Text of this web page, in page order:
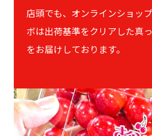
店頭でも、オンラインショッ
ボは出荷基準をクリアした真
をお届けしております。